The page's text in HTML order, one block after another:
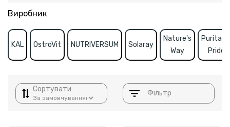
Виробник
NUTRIVERSUM Solaray
Nature's
Way
KAL
Pride
OstroVit
Сортувати: Фільтр